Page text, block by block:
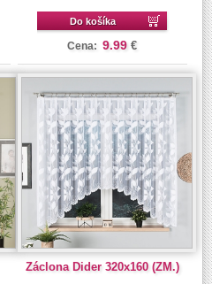
Do košíka
Cena: 9.99 €
Záclona Dider 320x160 (ZM.)